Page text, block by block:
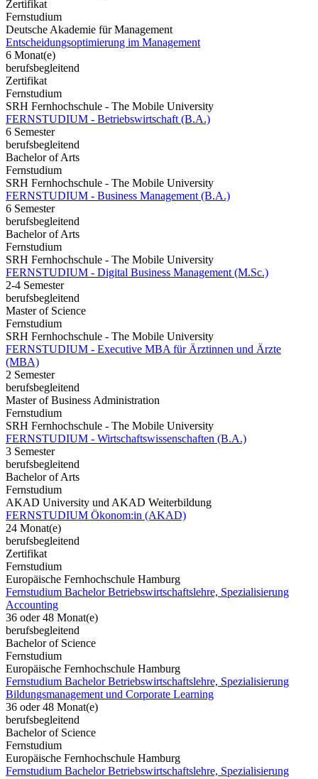
Zertifikat
Fernstudium
Deutsche Akademie für Management
Entscheidungsoptimierung im Management
6 Monat(e)
berufsbegleitend
Zertifikat
Fernstudium
SRH Fernhochschule - The Mobile University
FERNSTUDIUM - Betriebswirtschaft (B.A.)
6 Semester
berufsbegleitend
Bachelor of Arts
Fernstudium
SRH Fernhochschule - The Mobile University
FERNSTUDIUM - Business Management (B.A.)
6 Semester
berufsbegleitend
Bachelor of Arts
Fernstudium
SRH Fernhochschule - The Mobile University
FERNSTUDIUM - Digital Business Management (M.Sc.)
2-4 Semester
berufsbegleitend
Master of Science
Fernstudium
SRH Fernhochschule - The Mobile University
FERNSTUDIUM - Executive MBA für Ärztinnen und Ärzte
(MBA)
2 Semester
berufsbegleitend
Master of Business Administration
Fernstudium
SRH Fernhochschule - The Mobile University
FERNSTUDIUM - Wirtschaftswissenschaften (B.A.)
3 Semester
berufsbegleitend
Bachelor of Arts
Fernstudium
AKAD University und AKAD Weiterbildung
FERNSTUDIUM Ökonom:in (AKAD)
24 Monat(e)
berufsbegleitend
Zertifikat
Fernstudium
Europäische Fernhochschule Hamburg
Fernstudium Bachelor Betriebswirtschaftslehre, Spezialisierung
Accounting
36 oder 48 Monat(e)
berufsbegleitend
Bachelor of Science
Fernstudium
Europäische Fernhochschule Hamburg
Fernstudium Bachelor Betriebswirtschaftslehre, Spezialisierung
Bildungsmanagement und Corporate Learning
36 oder 48 Monat(e)
berufsbegleitend
Bachelor of Science
Fernstudium
Europäische Fernhochschule Hamburg
Fernstudium Bachelor Betriebswirtschaftslehre, Spezialisierung